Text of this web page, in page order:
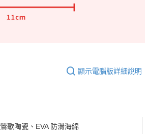
顯示電腦版詳細說明
鶯歌陶瓷、EVA 防滑海綿